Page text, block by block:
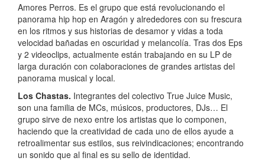
Amores Perros. Es el grupo que está revolucionando el
panorama hip hop en Aragón y alrededores con su frescura
en los ritmos y sus historias de desamor y vidas a toda
velocidad bañadas en oscuridad y melancolía. Tras dos Eps
y 2 videoclips, actualmente están trabajando en su LP de
larga duración con colaboraciones de grandes artistas del
panorama musical y local.
Los Chastas. Integrantes del colectivo True Juice Music,
son una familia de MCs, músicos, productores, DJs… El
grupo sirve de nexo entre los artistas que lo componen,
haciendo que la creatividad de cada uno de ellos ayude a
retroalimentar sus estilos, sus reivindicaciones; encontrando
un sonido que al final es su sello de identidad.